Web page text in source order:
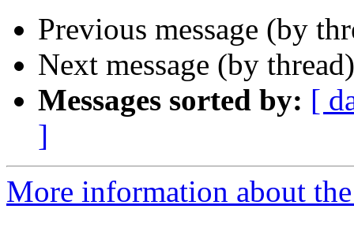
Previous message (by
Next message (by
Messages sorted by: [
]
More information about